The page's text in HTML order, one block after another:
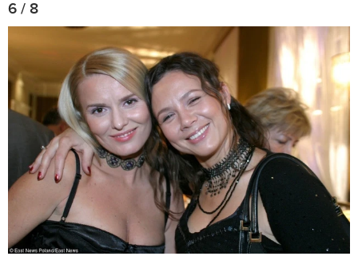
6 / 8